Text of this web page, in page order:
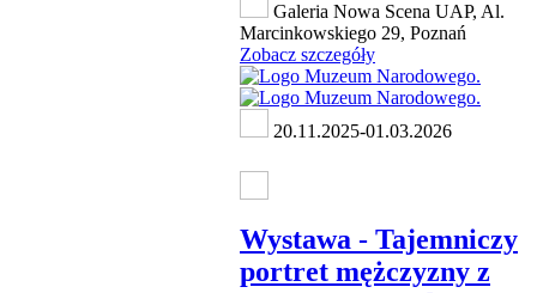
Galeria Nowa Scena UAP, Al.
Marcinkowskiego 29, Poznań
Zobacz szczegóły
20.11.2025-01.03.2026
Wystawa - Tajemniczy
portret mężczyzny z